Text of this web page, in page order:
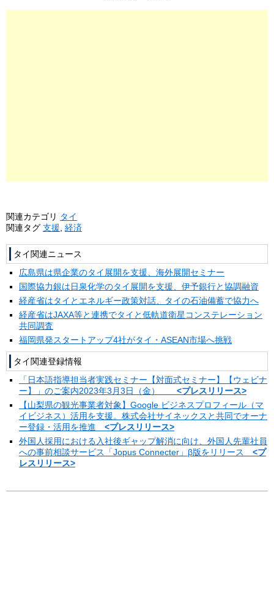
関連カテゴリ タイ
関連タグ 支援 経済
タイ関連ニュース
広島県は県企業のタイ展開を支援、海外展開セミナー
国際協力銀は日泉化学のタイ展開を支援、伊予銀行と協調融資
経産省はタイとエネルギー政策対話、タイの石油備蓄で協力へ
経産省はJAXA等と連携でタイと低軌道衛星コンステレーション
共同調査
福岡県発スタートアップ4社がタイ・ASEAN市場へ挑戦
タイ関連登録情報
「日本語指導担当者実践セミナー【対面式セミナー】【ウェビナ
ー】」のご案内2023年3月3日（金） <プレスリリース>
【山梨県の観光事業者対象】Google ビジネスプロフィール（マ
イビジネス）活用を支援。株式会社サイネックスと共同でオーナ
ー登録・活用を推進 <プレスリリース>
外国人採用における入社後ギャップ解消に向け、外国人先輩社員
への事前相談サービス「Jopus Connecter」β版をリリース <プ
レスリリース>